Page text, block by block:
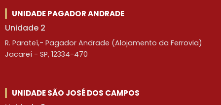
UNIDADE PAGADOR ANDRADE
Unidade 2
R. Parateí,- Pagador Andrade (Alojamento da Ferrovia)
Jacareí - SP, 12334-470
UNIDADE SÃO JOSÉ DOS CAMPOS